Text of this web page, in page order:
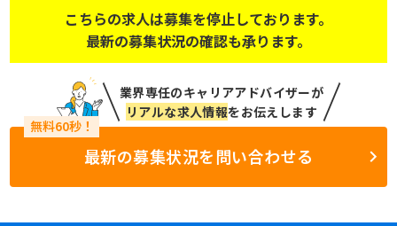
こちらの求人は募集を停止しております。
最新の募集状況の確認も承ります。
業界専任のキャリアアドバイザーが
リアルな求人情報をお伝えします
最新の募集状況を問い合わせる